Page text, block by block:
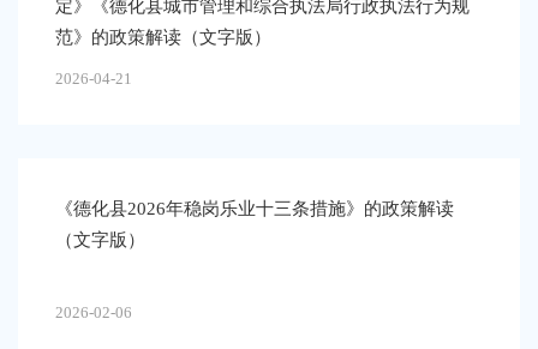
定》《德化县城市管理和综合执法局行政执法行为规
范》的政策解读（文字版）
2026-04-21
《德化县2026年稳岗乐业十三条措施》的政策解读
（文字版）
2026-02-06